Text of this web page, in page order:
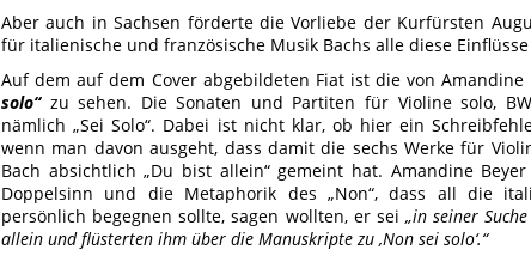
Aber auch in Sachsen förderte die Vorliebe der Kurfürsten
für italienische und französische Musik Bachs alle diese
Auf dem auf dem Cover abgebildeten Fiat ist die von
solo“zu sehen. Die Sonaten und Partiten für Violine solo,
nämlich „Sei Solo“. Dabei ist nicht klar, ob hier ein
wenn man davon ausgeht, dass damit die sechs Werke für
Bach absichtlich „Du bist allein“ gemeint hat. Amandine
Doppelsinn und die Metaphorik des „Non“, dass all die
persönlich begegnen sollte, sagen wollten, er sei „in seiner
allein und flüsterten ihm über die Manuskripte zu ‚Non sei solo‘.“